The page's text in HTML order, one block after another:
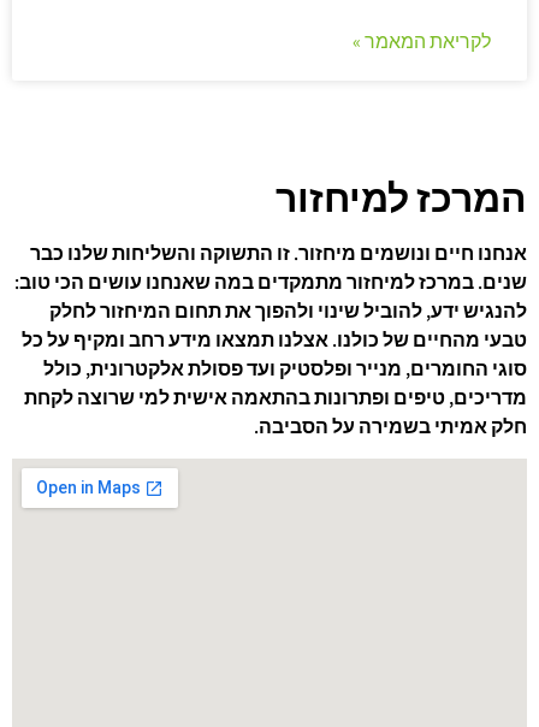
לקריאת המאמר »
המרכז למיחזור
אנחנו חיים ונושמים מיחזור. זו התשוקה והשליחות שלנו כבר
שנים. במרכז למיחזור מתמקדים במה שאנחנו עושים הכי טוב:
להנגיש ידע, להוביל שינוי ולהפוך את תחום המיחזור לחלק
טבעי מהחיים של כולנו. אצלנו תמצאו מידע רחב ומקיף על כל
סוגי החומרים, מנייר ופלסטיק ועד פסולת אלקטרונית, כולל
מדריכים, טיפים ופתרונות בהתאמה אישית למי שרוצה לקחת
חלק אמיתי בשמירה על הסביבה.